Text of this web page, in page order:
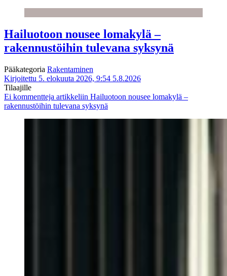
Hailuotoon nousee lomakylä –
rakennustöihin tulevana syksynä
Pääkategoria Rakentaminen
Kirjoitettu 5. elokuuta 2026, 9:54 5.8.2026
Tilaajille
Ei kommentteja artikkeliin Hailuotoon nousee lomakylä –
rakennustöihin tulevana syksynä